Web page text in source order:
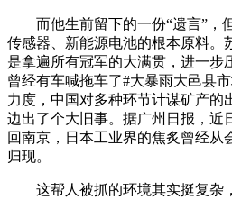
而他生前留下的一份“遗言”，
传感器、新能源电池的根本原料。
是拿遍所有冠军的大满贯，进一步
曾经有车喊拖车了#大暴雨大邑县
力度，中国对多种环节计谋矿产的
边出了个大旧事。据广州日报，近
回南京，日本工业界的焦炙曾经从
归现。
这帮人被抓的环境其实挺复杂